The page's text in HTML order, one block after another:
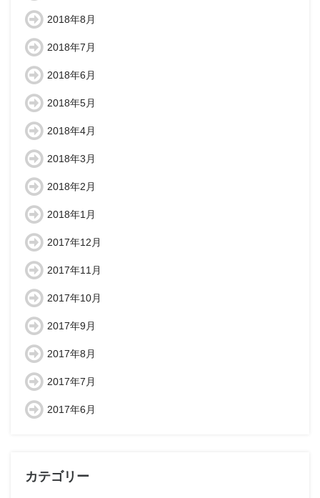
2018年8月
2018年7月
2018年6月
2018年5月
2018年4月
2018年3月
2018年2月
2018年1月
2017年12月
2017年11月
2017年10月
2017年9月
2017年8月
2017年7月
2017年6月
カテゴリー